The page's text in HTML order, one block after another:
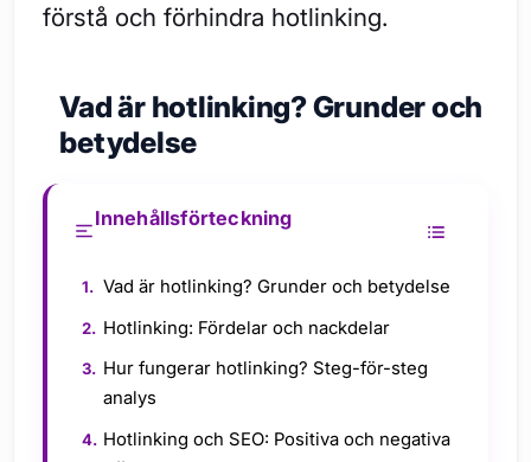
förstå och förhindra hotlinking.
Vad är hotlinking? Grunder och
betydelse
Innehållsförteckning
Vad är hotlinking? Grunder och betydelse
Hotlinking: Fördelar och nackdelar
Hur fungerar hotlinking? Steg-för-steg
analys
Hotlinking och SEO: Positiva och negativa